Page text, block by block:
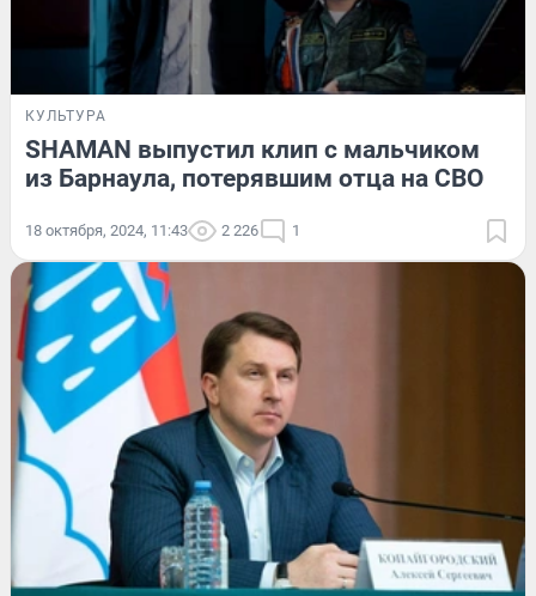
КУЛЬТУРА
SHAMAN выпустил клип с мальчиком
из Барнаула, потерявшим отца на СВО
18 октября, 2024, 11:43 2 226 1